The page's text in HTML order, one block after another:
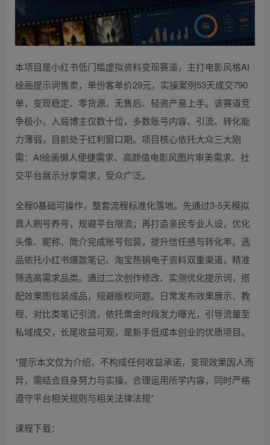
本项目是小红书低门槛虚拟资料变现赛道，主打电影风格AI
绘画提示词售卖，单份客单价29元，实操案例53天成交790
单，变现稳定、零货源、无售后、轻资产易上手。该赛道竞
争极小，入局博主仅数十位，多数账号内容、引流、转化能
力薄弱，目前处于红利窗口期。项目核心依托大众三大刚
需：AI绘画懒人便捷需求、高颜值电影风图片审美需求、社
交平台展示分享需求，受众广泛。
全程0基础可操作，整套流程标准化落地。先通过3-5天模拟
真人刷号养号，规避平台限流；再打造亲民专业人设，优化
头像、昵称、简介完成账号包装，提升信任感与转化率。选
品依托小红书爆款笔记、淘宝热销电子资料双重渠道，精准
筛选高需求品类。通过二次创作修改、实测优化提示词，搭
配效果图包装成品，规避版权问题。日常发布效果展示、教
程、对比类笔记引流，依托黄金时段发力曝光，引导流量至
私域成交，长尾收益可观，是新手低成本创业的优质项目。
*提示本文仅为介绍，不构成任何收益承诺，变现效果因人而
异，需结合自身努力与实操，合理运用所学内容，同时严格
遵守平台相关规则与相关法律法规*
课程下载：